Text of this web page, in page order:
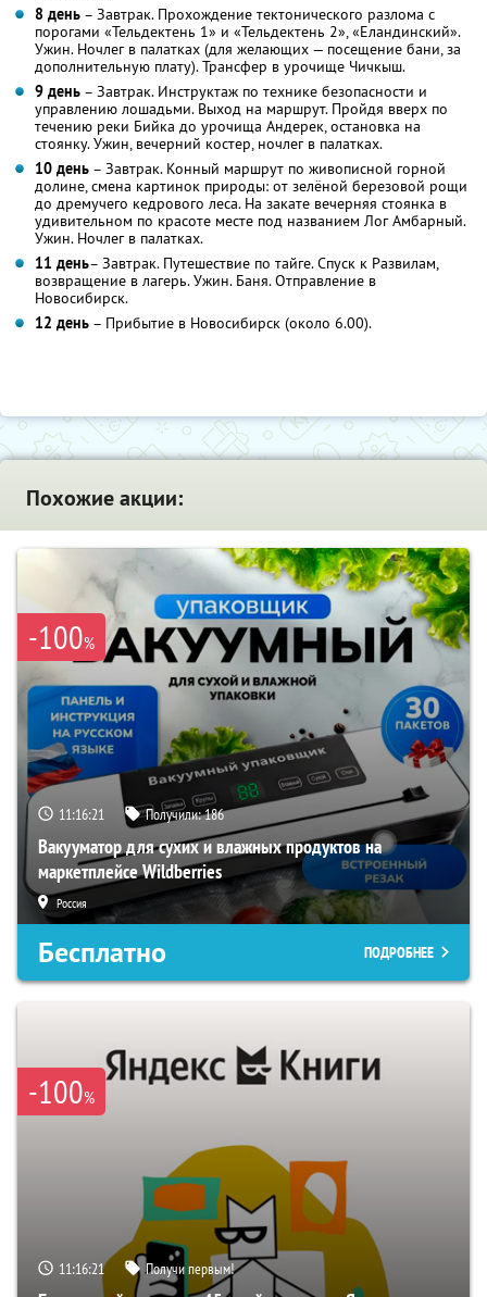
8 день – Завтрак. Прохождение тектонического разлома с
порогами «Тельдектень 1» и «Тельдектень 2», «Еландинский».
Ужин. Ночлег в палатках (для желающих — посещение бани, за
дополнительную плату). Трансфер в урочище Чичкыш.
9 день – Завтрак. Инструктаж по технике безопасности и
управлению лошадьми. Выход на маршрут. Пройдя вверх по
течению реки Бийка до урочища Андерек, остановка на
стоянку. Ужин, вечерний костер, ночлег в палатках.
10 день – Завтрак. Конный маршрут по живописной горной
долине, смена картинок природы: от зелёной березовой рощи
до дремучего кедрового леса. На закате вечерняя стоянка в
удивительном по красоте месте под названием Лог Амбарный.
Ужин. Ночлег в палатках.
11 день– Завтрак. Путешествие по тайге. Спуск к Развилам,
возвращение в лагерь. Ужин. Баня. Отправление в
Новосибирск.
12 день – Прибытие в Новосибирск (около 6.00).
Похожие акции:
-100%
11:16:19 Получили:186
Вакууматор для сухих и влажных продуктов на
маркетплейсе Wildberries
Россия
Бесплатно ПОДРОБНЕЕ
-100%
11:16:19 Получи первым!